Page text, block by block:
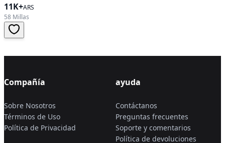
11K+ARS
58 Millas
Compañía
Sobre Nosotros
Términos de Uso
Política de Privacidad
ayuda
Contáctanos
Preguntas frecuentes
Soporte y comentarios
Política de devoluciones